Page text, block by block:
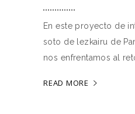
En este proyecto de
soto de lezkairu de
nos enfrentamos al
READ MORE